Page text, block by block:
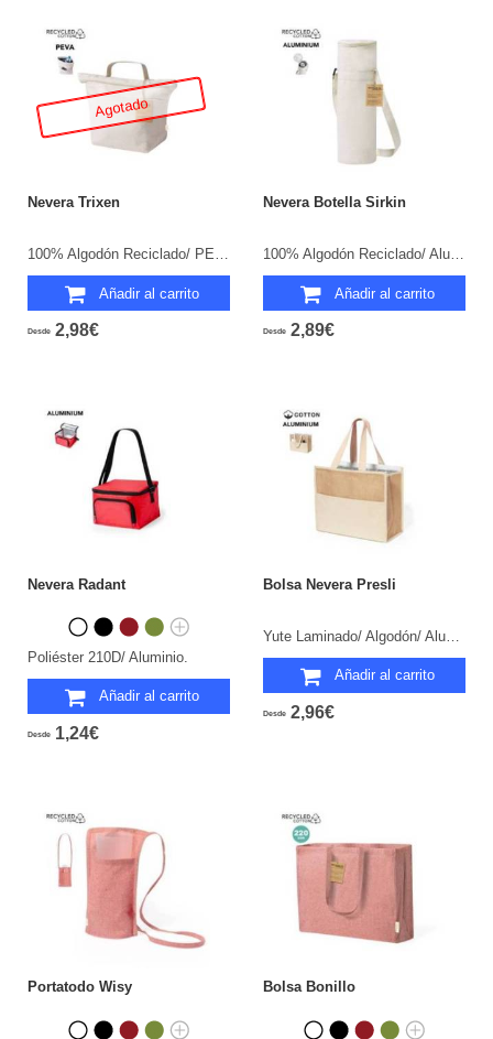
Agotado
Nevera Trixen
100% Algodón Reciclado/ PEVA.
Añadir al carrito
Desde 2,98€
Nevera Botella Sirkin
100% Algodón Reciclado/ Aluminio.
Añadir al carrito
Desde 2,89€
Nevera Radant
Poliéster 210D/ Aluminio.
Añadir al carrito
Desde 1,24€
Bolsa Nevera Presli
Añadir al carrito
Desde 2,96€
Portatodo Wisy Bolsa Bonillo